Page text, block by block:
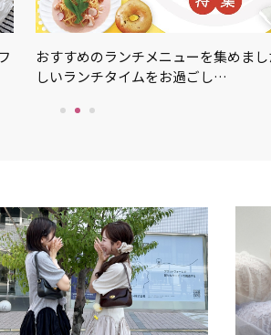
おすすめのランチメニューを集めま
しいランチタイムをお過ごし…